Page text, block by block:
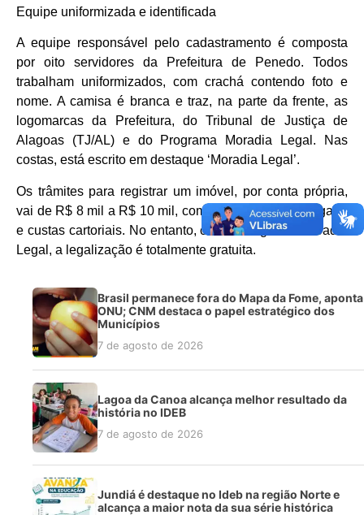
Equipe uniformizada e identificada
A equipe responsável pelo cadastramento é composta
por oito servidores da Prefeitura de Penedo. Todos
trabalham uniformizados, com crachá contendo foto e
nome. A camisa é branca e traz, na parte da frente, as
logomarcas da Prefeitura, do Tribunal de Justiça de
Alagoas (TJ/AL) e do Programa Moradia Legal. Nas
costas, está escrito em destaque ‘Moradia Legal’.
Os trâmites para registrar um imóvel, por conta própria,
vai de R$ 8 mil a R$ 10 mil, com plantas, ART, advogado
e custas cartoriais. No entanto, com o Programa Moradia
Legal, a legalização é totalmente gratuita.
Brasil permanece fora do Mapa da Fome, aponta
ONU; CNM destaca o papel estratégico dos
Municípios
7 de agosto de 2026
Lagoa da Canoa alcança melhor resultado da
história no IDEB
7 de agosto de 2026
Jundiá é destaque no Ideb na região Norte e
alcança a maior nota da sua série histórica